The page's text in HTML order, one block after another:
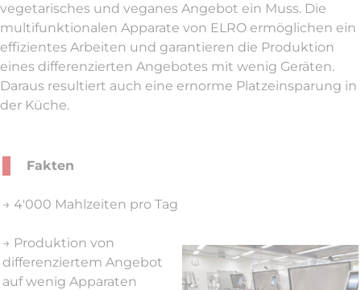
vegetarisches und veganes Angebot ein Muss. Die
multifunktionalen Apparate von ELRO ermöglichen ein
effizientes Arbeiten und garantieren die Produktion
eines differenzierten Angebotes mit wenig Geräten.
Daraus resultiert auch eine ernorme Platzeinsparung in
der Küche.
Fakten
→ 4'000 Mahlzeiten pro Tag
→ Produktion von
differenziertem Angebot
auf wenig Apparaten